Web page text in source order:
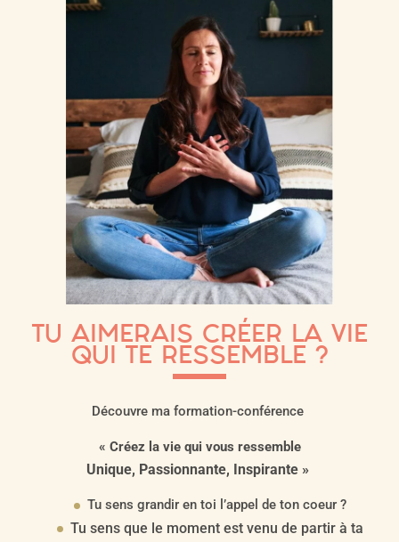
TU AIMERAIS CRÉER LA VIE
QUI TE RESSEMBLE ?
Découvre ma formation-conférence
« Créez la vie qui vous ressemble
Unique, Passionnante, Inspirante »
Tu sens grandir en toi l’appel de ton coeur ?
Tu sens que le moment est venu de partir à ta